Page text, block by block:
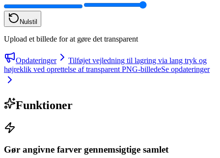
Nulstil
Upload et billede for at gøre det transparent
Opdateringer
Tilføjet vejledning til lagring via lang tryk og
højreklik ved oprettelse af transparent PNG-billedeSe opdateringer
Funktioner
Gør angivne farver gennemsigtige samlet